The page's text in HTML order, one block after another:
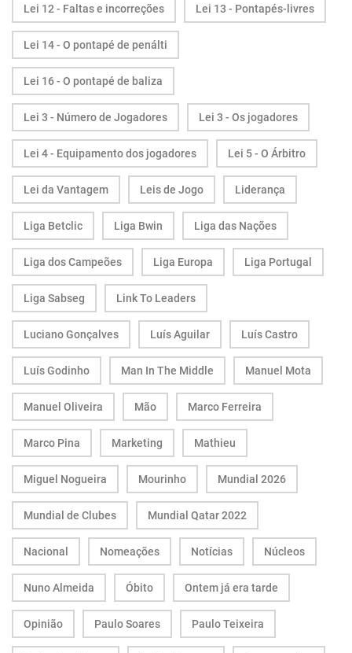
Lei 12 - Faltas e incorreções Lei 13 - Pontapés-livres
Lei 14 - O pontapé de penálti
Lei 16 - O pontapé de baliza
Lei 3 - Número de Jogadores Lei 3 - Os jogadores
Lei 4 - Equipamento dos jogadores Lei 5 - O Árbitro
Lei da Vantagem Leis de Jogo Liderança
Liga Betclic Liga Bwin Liga das Nações
Liga dos Campeões Liga Europa Liga Portugal
Liga Sabseg Link To Leaders
Luciano Gonçalves Luís Aguilar Luís Castro
Luís Godinho Man In The Middle Manuel Mota
Manuel Oliveira Mão Marco Ferreira
Marco Pina Marketing Mathieu
Miguel Nogueira Mourinho Mundial 2026
Mundial de Clubes Mundial Qatar 2022
Nacional Nomeações Notícias Núcleos
Nuno Almeida Óbito Ontem já era tarde
Opinião Paulo Soares Paulo Teixeira